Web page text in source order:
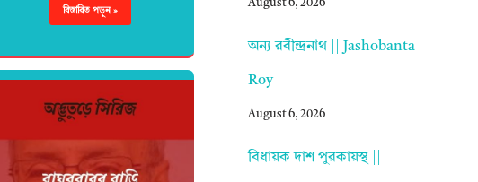
বিস্তারিত পড়ুন »
August 6, 2026
অন্য রবীন্দ্রনাথ || Jashobanta
Roy
August 6, 2026
বিধায়ক দাশ পুরকায়স্থ ||